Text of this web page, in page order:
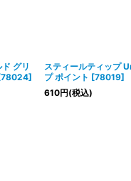
グリ
78024]
スティールティップ
プ ポイント [78019]
610円(税込)